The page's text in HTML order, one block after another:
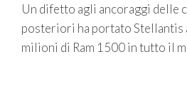
Un difetto agli ancoraggi delle
posteriori ha portato Stellantis
milioni di Ram 1500 in tutto il